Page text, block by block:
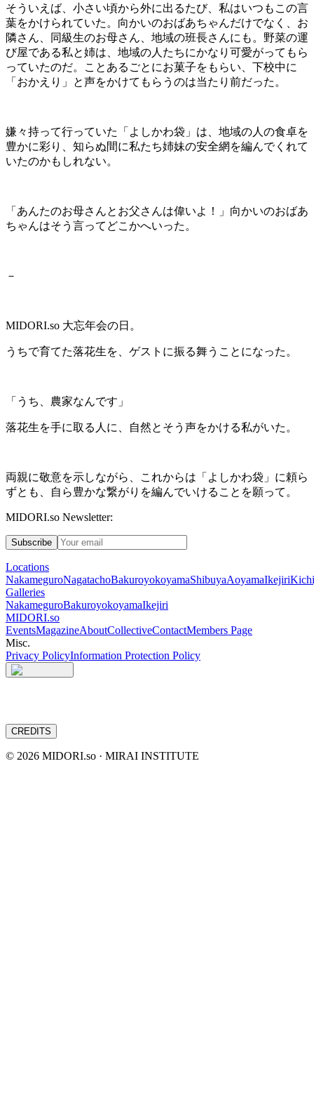
そういえば、小さい頃から外に出るたび、私はいつもこの言
葉をかけられていた。向かいのおばあちゃんだけでなく、お
隣さん、同級生のお母さん、地域の班長さんにも。野菜の運
び屋である私と姉は、地域の人たちにかなり可愛がってもら
っていたのだ。ことあるごとにお菓子をもらい、下校中に
「おかえり」と声をかけてもらうのは当たり前だった。
嫌々持って行っていた「よしかわ袋」は、地域の人の食卓を
豊かに彩り、知らぬ間に私たち姉妹の安全網を編んでくれて
いたのかもしれない。
「あんたのお母さんとお父さんは偉いよ！」向かいのおばあ
ちゃんはそう言ってどこかへいった。
－
MIDORI.so 大忘年会の日。
うちで育てた落花生を、ゲストに振る舞うことになった。
「うち、農家なんです」
落花生を手に取る人に、自然とそう声をかける私がいた。
両親に敬意を示しながら、これからは「よしかわ袋」に頼ら
ずとも、自ら豊かな繋がりを編んでいけることを願って。
MIDORI.so Newsletter:
Subscribe
Locations
NakameguroNagatachoBakuroyokoyamaShibuyaAoyamaIkejiri
Galleries
NakameguroBakuroyokoyamaIkejiri
MIDORI.so
EventsMagazineAboutCollectiveContactMembers Page
Misc.
Privacy PolicyInformation Protection Policy
CREDITS
© 2026 MIDORI.so · MIRAI INSTITUTE